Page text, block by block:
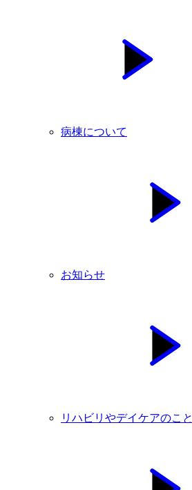
病棟について
お知らせ
リハビリやデイケアのこと